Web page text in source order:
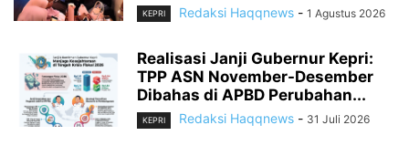
KEPRI Redaksi Haqqnews - 1 Agustus 2026
Realisasi Janji Gubernur Kepri:
TPP ASN November-Desember
Dibahas di APBD Perubahan...
KEPRI Redaksi Haqqnews - 31 Juli 2026